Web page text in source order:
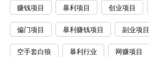
赚钱项目 暴利项目 创业项目
偏门项目 暴利赚钱项目 副业项目
空手套白狼 暴利行业 网赚项目